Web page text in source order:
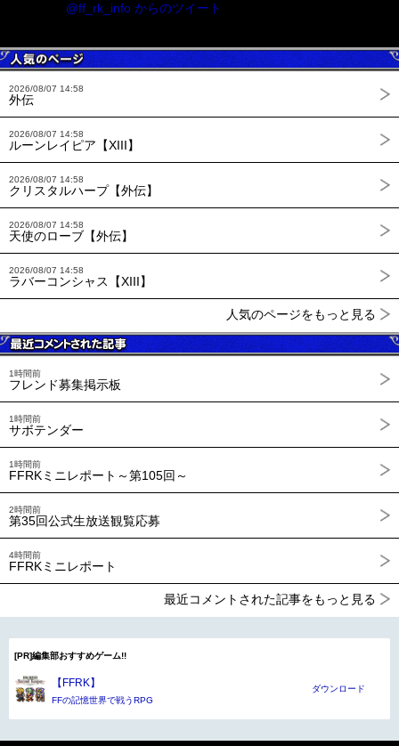
@ff_rk_info からのツイート
2026/08/07 14:58
外伝
2026/08/07 14:58
ルーンレイピア【XIII】
2026/08/07 14:58
クリスタルハープ【外伝】
2026/08/07 14:58
天使のローブ【外伝】
2026/08/07 14:58
ラバーコンシャス【XIII】
人気のページをもっと見る
1時間前
フレンド募集掲示板
1時間前
サボテンダー
1時間前
FFRKミニレポート～第105回～
2時間前
第35回公式生放送観覧応募
4時間前
FFRKミニレポート
最近コメントされた記事をもっと見る
[PR]編集部おすすめゲーム!!
【FFRK】
FFの記憶世界で戦うRPG
ダウンロード